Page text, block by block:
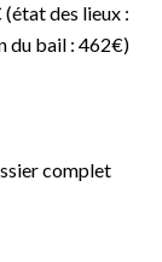
des lieux :
du bail : 462€)
complet